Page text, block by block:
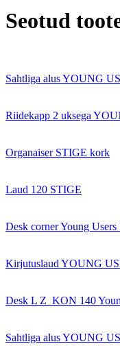
Seotud
Sahtliga alus YOUNG
Riidekapp 2 uksega
Organaiser STIGE kork
Laud 120 STIGE
Desk corner Young
Kirjutuslaud YOUNG
Desk L Z_KON 140
Sahtliga alus YOUNG